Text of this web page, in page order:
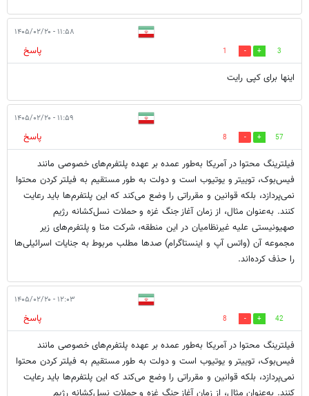
۱۱:۵۸ - ۱۴۰۵/۰۲/۲۰
3
1
پاسخ
اینها برای کپی رایت
۱۱:۵۹ - ۱۴۰۵/۰۲/۲۰
57
8
پاسخ
فیلترینگ محتوا در آمریکا به‌طور عمده بر عهده پلتفرم‌های خصوصی مانند
فیس‌بوک، توییتر و یوتیوب است و دولت به طور مستقیم به فیلتر کردن محتوا
نمی‌پردازد، بلکه قوانین و مقرراتی را وضع می‌کند که این پلتفرم‌ها باید رعایت
کنند. به‌عنوان مثال، از زمان آغاز جنگ غزه و حملات نسل‌کشانه رژیم
صهیونیستی علیه غیرنظامیان در این منطقه، شرکت متا و پلتفرم‌های زیر
مجموعه آن (واتس آپ و اینستاگرام) صدها مطلب مربوط به جنایات اسرائیلی‌ها
را حذف کرده‌اند.
۱۲:۰۳ - ۱۴۰۵/۰۲/۲۰
42
8
پاسخ
فیلترینگ محتوا در آمریکا به‌طور عمده بر عهده پلتفرم‌های خصوصی مانند
فیس‌بوک، توییتر و یوتیوب است و دولت به طور مستقیم به فیلتر کردن محتوا
نمی‌پردازد، بلکه قوانین و مقرراتی را وضع می‌کند که این پلتفرم‌ها باید رعایت